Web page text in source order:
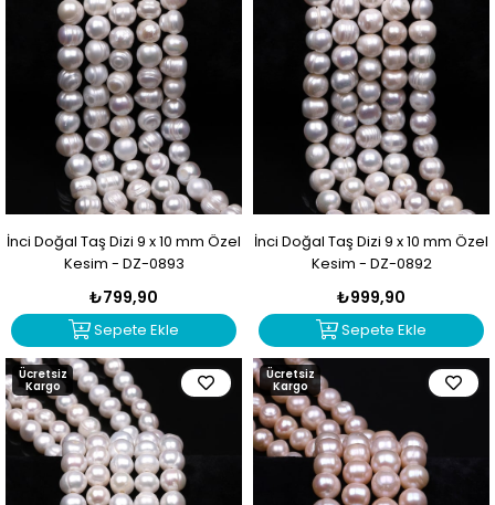
İnci Doğal Taş Dizi 9 x 10 mm Özel
Kesim - DZ-0893
₺799,90
Sepete Ekle
İnci Doğal Taş Dizi 9 x 10 mm Özel
Kesim - DZ-0892
₺999,90
Sepete Ekle
Ücretsiz
Kargo
Ücretsiz
Kargo